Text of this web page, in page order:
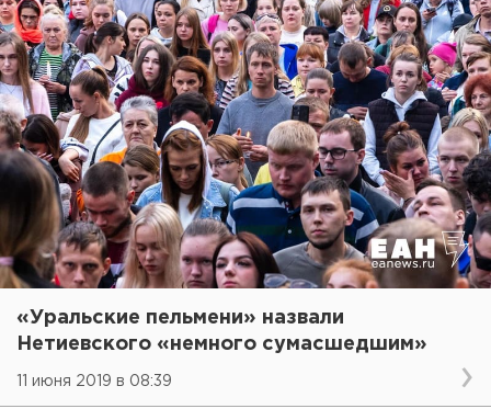
«Уральские пельмени» назвали
Нетиевского «немного сумасшедшим»
11 июня 2019 в 08:39